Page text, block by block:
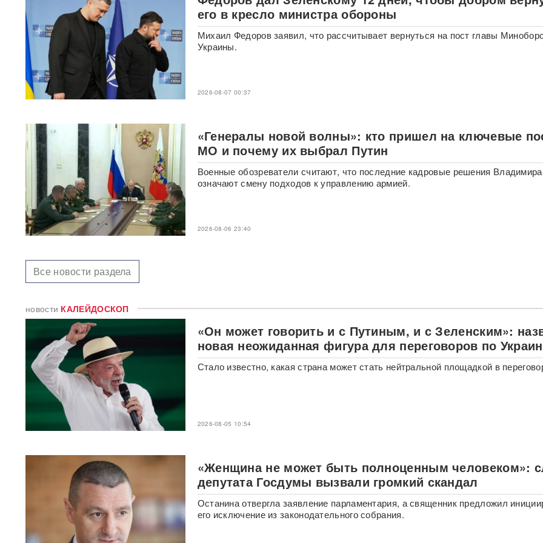
Российского историка Артема
Кирпиченка задержали сразу
после въезда в Израиль
"Атакуют все подряд": Киев в
шоке от ответа Москвы на
"операцию принуждения"
проблемы»: эксперт раскрыл,
когда ослабнут атаки БПЛА
ВСУ
Под Екатеринбургом
взорвали Mercedes главы
«Уралдронзавода»
(ФОТО,
ВИДЕО)
Китай впервые показал
В Москве пенсионерка -
подожгла себя на глазах у
приставовВИДЕО
«Горит дело всей моей
жизни»: ВС РФ ударили по
крупнейшему складу
маркетплейса Rozetka в
Броварах после атаки на
Wildberries
ВИДЕО
Над Тульской областью
сбили более 100 БПЛА: горит
Уехавший из России экс-зам
Набиуллиной объявлен в
розыск по делу о хищении
4,3 млрд рублей из АСВ
Массовый сбой VPN в РФ:
его в кресло министра обороны
Михаил Федоров заявил, что рассчитывает вернуться на пост главы
Украины.
2026-08-07 00:37
«Генералы новой волны»: кто пришел на ключевые
МО и почему их выбрал Путин
Военные обозреватели считают, что последние кадровые решения
означают смену подходов к управлению армией.
2026-08-06 23:40
Все новости раздела
новости КАЛЕЙДОСКОП
«Он может говорить и с Путиным, и с Зеленским»:
новая неожиданная фигура для переговоров по
Стало известно, какая страна может стать нейтральной площадкой в
2026-08-05 10:54
«Женщина не может быть полноценным человеком»:
депутата Госдумы вызвали громкий скандал
Останина отвергла заявление парламентария, а священник предложил
его исключение из законодательного собрания.